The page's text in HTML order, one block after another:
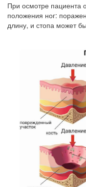
При осмотре пациента
положения ног:
длину, и стопа может